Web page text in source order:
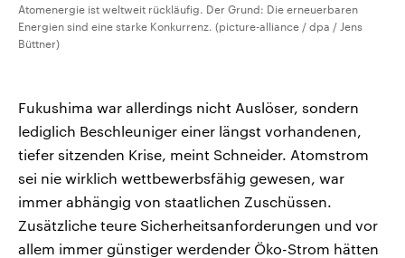
Atomenergie ist weltweit rückläufig. Der Grund: Die erneuerbaren
Energien sind eine starke Konkurrenz. (picture-alliance / dpa / Jens
Büttner)
Fukushima war allerdings nicht Auslöser, sondern
lediglich Beschleuniger einer längst vorhandenen,
tiefer sitzenden Krise, meint Schneider. Atomstrom
sei nie wirklich wettbewerbsfähig gewesen, war
immer abhängig von staatlichen Zuschüssen.
Zusätzliche teure Sicherheitsanforderungen und vor
allem immer günstiger werdender Öko-Strom hätten